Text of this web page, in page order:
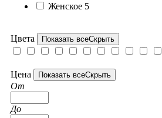
Женское 5
Цвета Показать всеСкрыть
Цена Показать всеСкрыть
От
До